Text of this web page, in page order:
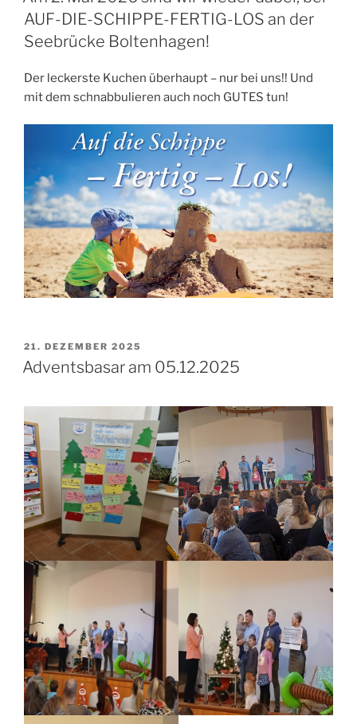
AUF-DIE-SCHIPPE-FERTIG-LOS an der
Seebrücke Boltenhagen!
Der leckerste Kuchen überhaupt – nur bei uns!! Und
mit dem schnabbulieren auch noch GUTES tun!
VERÖFFENTLICHT
AM
21. DEZEMBER 2025
Adventsbasar am 05.12.2025